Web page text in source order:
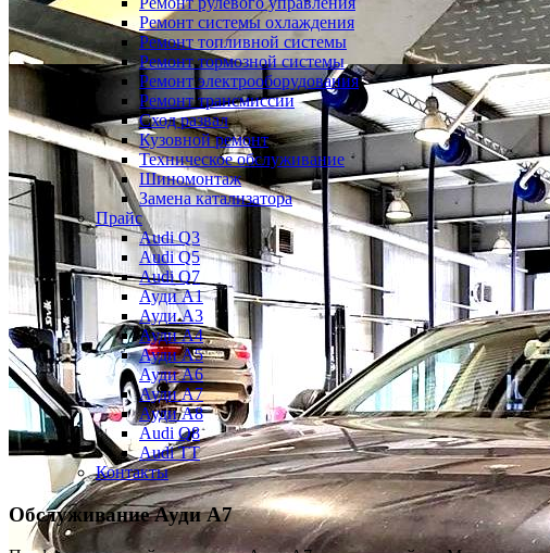
Ремонт системы охлаждения
Ремонт топливной системы
Ремонт тормозной системы
Ремонт электрооборудования
Ремонт трансмиссии
Сход развал
Кузовной ремонт
Техническое обслуживание
Шиномонтаж
Замена катализатора
Прайс
Audi Q3
Audi Q5
Audi Q7
Ауди А1
Ауди А3
Ауди А4
Ауди A5
Ауди А6
Ауди А7
Ауди A8
Audi Q8
Audi TT
Контакты
ОбслуживаниеАуди А7